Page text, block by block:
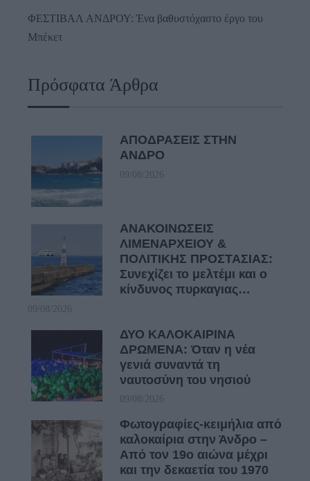
ΦΕΣΤΙΒΑΛ ΑΝΔΡΟΥ: Ένα βαθυστόχαστο έργο του
Μπέκετ
Πρόσφατα Άρθρα
ΑΠΟΔΡΑΣΕΙΣ ΣΤΗΝ
ΑΝΔΡΟ
09/08/2026
ΑΝΑΚΟΙΝΩΣΕΙΣ
ΛΙΜΕΝΑΡΧΕΙΟΥ &
ΠΟΛΙΤΙΚΗΣ ΠΡΟΣΤΑΣΙΑΣ:
Συνεχίζει το μελτέμι και ο
κίνδυνος πυρκαγιας…
09/08/2026
ΔΥΟ ΚΑΛΟΚΑΙΡΙΝΑ
ΔΡΩΜΕΝΑ: Όταν η νέα
γενιά συναντά τη
ναυτοσύνη του νησιού
09/08/2026
Φωτογραφίες-κειμήλια από
καλοκαίρια στην Άνδρο –
Από τον 19ο αιώνα μέχρι
και την δεκαετία του 1970